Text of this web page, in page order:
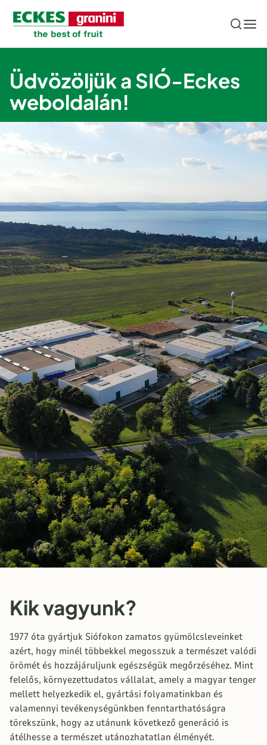
Ugrás a fő tartalomhoz
Üdvözöljük a SIÓ-Eckes
weboldalán!
Kik vagyunk?
1977 óta gyártjuk Siófokon zamatos gyümölcsleveinket
azért, hogy minél többekkel megosszuk a természet valódi
örömét és hozzájáruljunk egészségük megőrzéséhez. Mint
felelős, környezettudatos vállalat, amely a magyar tenger
mellett helyezkedik el, gyártási folyamatinkban és
valamennyi tevékenységünkben fenntarthatóságra
törekszünk, hogy az utánunk következő generáció is
átélhesse a természet utánozhatatlan élményét.